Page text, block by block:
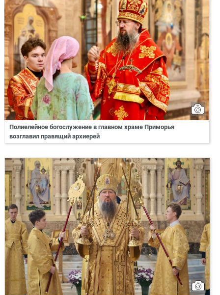
Полиелейное богослужение в главном храме Приморья
возглавил правящий архиерей